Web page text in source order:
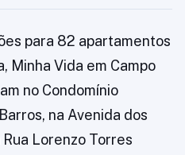
para 82 apartamentos
Minha Vida em Campo
no Condomínio
na Avenida dos
Lorenzo Torres